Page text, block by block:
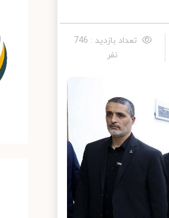
تعداد بازدید : 746
نفر